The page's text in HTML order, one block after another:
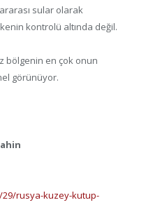
sular olarak
kontrolü altında değil.
bölgenin en çok onun
görünüyor.
rusya-kuzey-kutup-